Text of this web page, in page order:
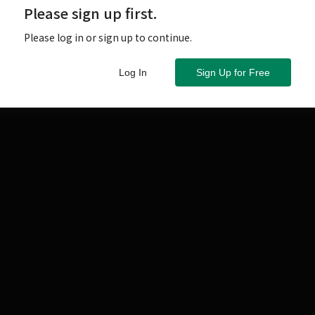
要花費許多時間進行調整，絕非短期可以完成，所以這
放大器」為主題進行專題規劃。
Please sign up first.
Please log in or sign up to continue.
Sign Up for Free
Log In